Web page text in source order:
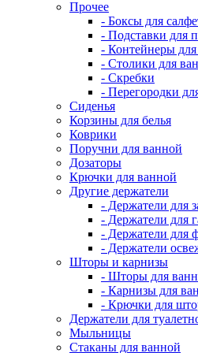
Прочее
- Боксы для
- Подставки для
- Контейнеры
- Столики для
- Скребки
- Перегородки
Сиденья
Корзины для белья
Коврики
Поручни для ванной
Дозаторы
Крючки для ванной
Другие держатели
- Держатели для
- Держатели для
- Держатели для
- Держатели
Шторы и карнизы
- Шторы для
- Карнизы для
- Крючки для
Держатели для
Мыльницы
Стаканы для ванной